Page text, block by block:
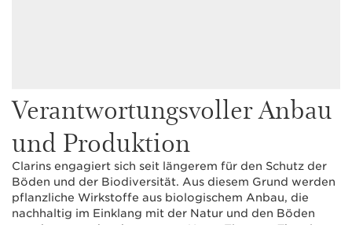
Verantwortungsvoller Anbau
und Produktion
Clarins engagiert sich seit längerem für den Schutz der
Böden und der Biodiversität. Aus diesem Grund werden
pflanzliche Wirkstoffe aus biologischem Anbau, die
nachhaltig im Einklang mit der Natur und den Böden